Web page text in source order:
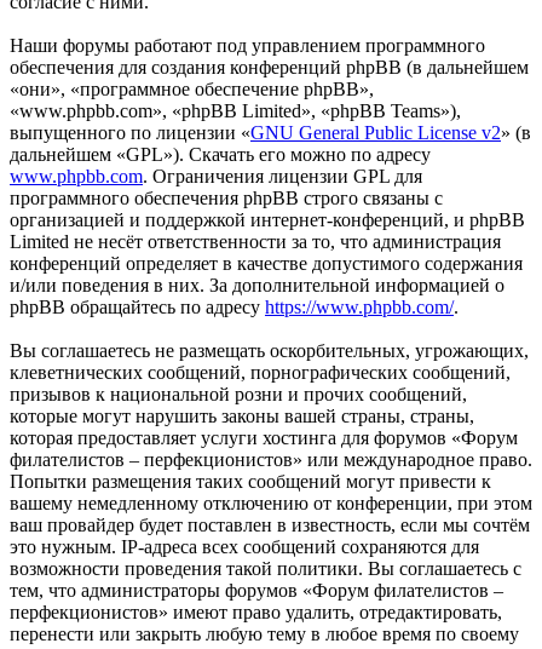
Наши форумы работают под управлением программного
обеспечения для создания конференций phpBB (в дальнейшем
«они», «программное обеспечение phpBB»,
«www.phpbb.com», «phpBB Limited», «phpBB Teams»),
выпущенного по лицензии «GNU General Public License v2» (в
дальнейшем «GPL»). Скачать его можно по адресу
www.phpbb.com. Ограничения лицензии GPL для
программного обеспечения phpBB строго связаны с
организацией и поддержкой интернет-конференций, и phpBB
Limited не несёт ответственности за то, что администрация
конференций определяет в качестве допустимого содержания
и/или поведения в них. За дополнительной информацией о
phpBB обращайтесь по адресу https://www.phpbb.com/.
Вы соглашаетесь не размещать оскорбительных, угрожающих,
клеветнических сообщений, порнографических сообщений,
призывов к национальной розни и прочих сообщений,
которые могут нарушить законы вашей страны, страны,
которая предоставляет услуги хостинга для форумов «Форум
филателистов – перфекционистов» или международное право.
Попытки размещения таких сообщений могут привести к
вашему немедленному отключению от конференции, при этом
ваш провайдер будет поставлен в известность, если мы сочтём
это нужным. IP-адреса всех сообщений сохраняются для
возможности проведения такой политики. Вы соглашаетесь с
тем, что администраторы форумов «Форум филателистов –
перфекционистов» имеют право удалить, отредактировать,
перенести или закрыть любую тему в любое время по своему